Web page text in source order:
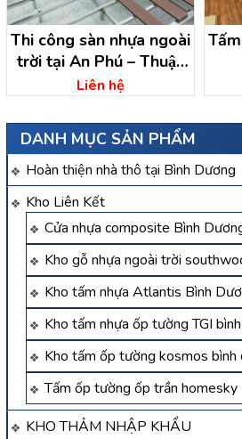
DANH MỤC SẢN PHẨM
Hoàn thiện nhà thô tại Bình Dương
Kho Liên Kết
Cửa nhựa composite Bình
Kho gỗ nhựa ngoài trời
Kho tấm nhựa Atlantis Bình
Kho tấm nhựa ốp tường TGI
Kho tấm ốp tường kosmos bình
Tấm ốp tường ốp trần homesky
KHO THẢM NHẬP KHẨU
Thi công sàn nhựa ngoài
trời tại An Phú – Thuận
An – Bình Dương
Liên hệ